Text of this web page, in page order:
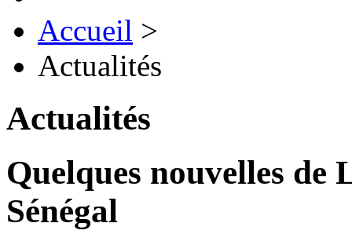
Accueil >
Actualités
Actualités
Quelques nouvelles de
Sénégal